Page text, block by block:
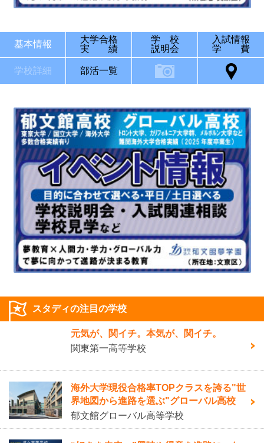
基本情報
大学合格
実 績
学 校
説明会
入試情報
学 費
学校詳細 部活一覧
スタディの注目の学校
元気が、関イチ。本気が、関イチ。
関東第一高等学校
海外大学現役合格率TOPクラスを誇る"世
界地図から進路を選ぶ"グローバル高校
郁文館グローバル高等学校